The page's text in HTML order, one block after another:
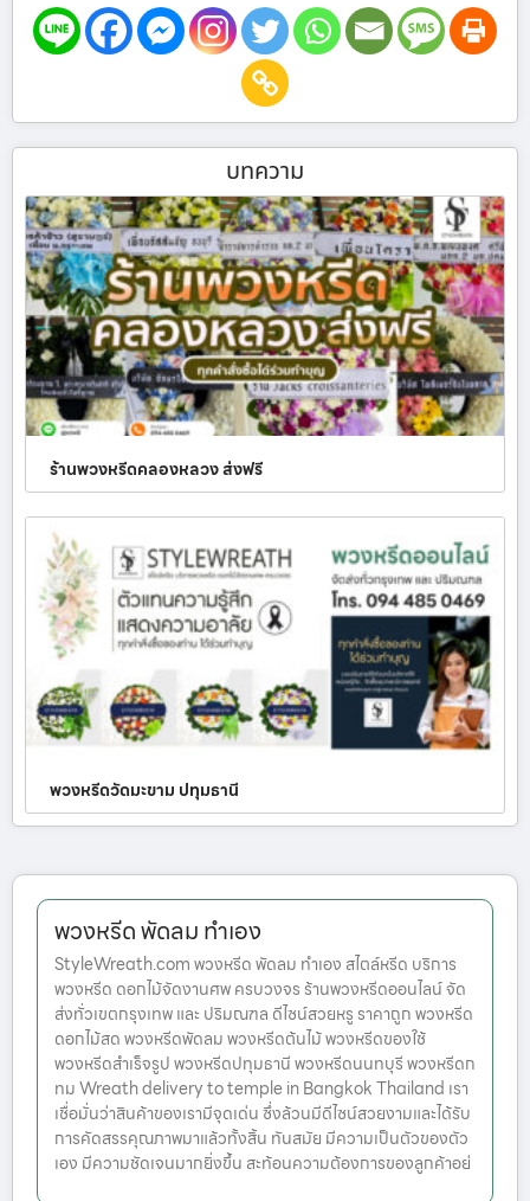
บทความ
ร้านพวงหรีดคลองหลวง ส่งฟรี
พวงหรีดวัดมะขาม ปทุมธานี
พวงหรีด พัดลม ทำเอง
StyleWreath.com พวงหรีด พัดลม ทำเอง สไตล์หรีด บริการ
พวงหรีด ดอกไม้จัดงานศพ ครบวงจร ร้านพวงหรีดออนไลน์ จัด
ส่งทั่วเขตกรุงเทพ และ ปริมณฑล ดีไซน์สวยหรู ราคาถูก พวงหรีด
ดอกไม้สด พวงหรีดพัดลม พวงหรีดต้นไม้ พวงหรีดของใช้
พวงหรีดสำเร็จรูป พวงหรีดปทุมธานี พวงหรีดนนทบุรี พวงหรีดก
ทม Wreath delivery to temple in Bangkok Thailand เรา
เชื่อมั่นว่าสินค้าของเรามีจุดเด่น ซึ่งล้วนมีดีไซน์สวยงามและได้รับ
การคัดสรรคุณภาพมาแล้วทั้งสิ้น ทันสมัย มีความเป็นตัวของตัว
เอง มีความชัดเจนมากยิ่งขึ้น สะท้อนความต้องการของลูกค้าอย่